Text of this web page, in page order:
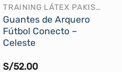
TRAINING LÁTEX PAKISTÁN
Guantes de Arquero
Fútbol Conecto –
Celeste
S/52.00